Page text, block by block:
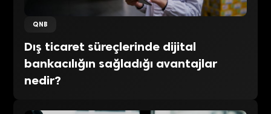
QNB
Dış ticaret süreçlerinde dijital
bankacılığın sağladığı avantajlar
nedir?